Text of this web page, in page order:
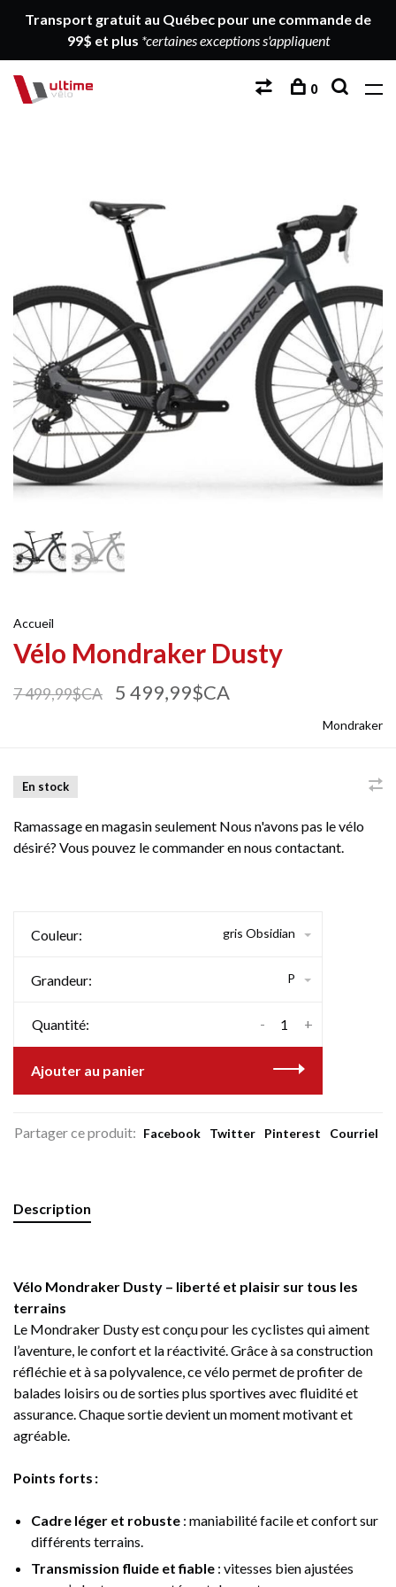
Transport gratuit au Québec pour une commande de
99$ et plus *certaines exceptions s'appliquent
0
Accueil
Vélo Mondraker Dusty
7 499,99$CA 5 499,99$CA
Mondraker
En stock
Ramassage en magasin seulement Nous n'avons pas le vélo
désiré? Vous pouvez le commander en nous contactant.
Couleur: gris Obsidian
Grandeur: P
Quantité: +
-
Ajouter au panier
Partager ce produit: Facebook Twitter Pinterest Courriel
Description
Vélo Mondraker Dusty – liberté et plaisir sur tous les
terrains
Le Mondraker Dusty est conçu pour les cyclistes qui aiment
l’aventure, le confort et la réactivité. Grâce à sa construction
réfléchie et à sa polyvalence, ce vélo permet de profiter de
balades loisirs ou de sorties plus sportives avec fluidité et
assurance. Chaque sortie devient un moment motivant et
agréable.
Points forts :
Cadre léger et robuste : maniabilité facile et confort sur
différents terrains.
Transmission fluide et fiable : vitesses bien ajustées